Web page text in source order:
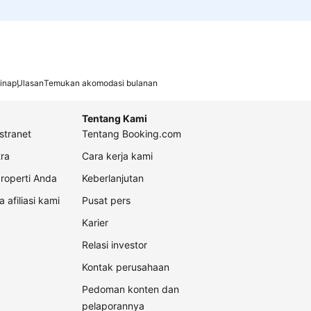
UlasanTemukan akomodasi bulanan
Anda
afiliasi kami
Tentang Kami
Tentang Booking.com
Cara kerja kami
Keberlanjutan
Pusat pers
Karier
Relasi investor
Kontak perusahaan
Pedoman konten dan
pelaporannya